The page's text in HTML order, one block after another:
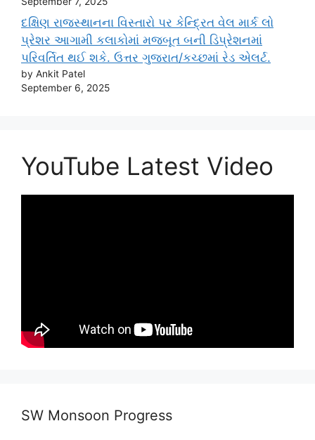
દક્ષિણ રાજસ્થાનના વિસ્તારો પર કેન્દ્રિત વેલ માર્ક લો
પ્રેશર આગામી કલાકોમાં મજબૂત બની ડિપ્રેશનમાં
પરિવર્તિત થઈ શકે. ઉત્તર ગુજરાત/કચ્છમાં રેડ એલર્ટ.
by Ankit Patel
September 6, 2025
YouTube Latest Video
SW Monsoon Progress